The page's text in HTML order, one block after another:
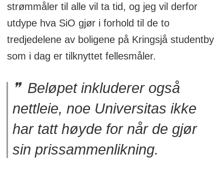
strømmåler til alle vil ta tid, og jeg vil derfor
utdype hva SiO gjør i forhold til de to
tredjedelene av boligene på Kringsjå studentby
som i dag er tilknyttet fellesmåler.
Beløpet inkluderer også
nettleie, noe Universitas ikke
har tatt høyde for når de gjør
sin prissammenlikning.